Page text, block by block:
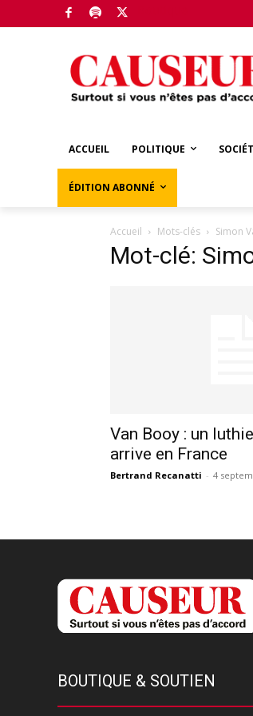
ACCUEIL POLITIQUE
ÉDITION ABONNÉ
Accueil Mots-clés Simon
Mot-clé:
Van Booy : un
arrive en France
Bertrand Recanatti - 4
BOUTIQUE & SOUTIEN